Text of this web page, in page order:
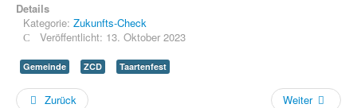
Details
Kategorie: Zukunfts-Check
Veröffentlicht: 13. Oktober 2023
Gemeinde ZCD Taartenfest
Zurück Weiter